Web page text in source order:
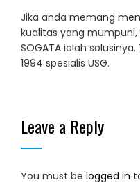
Jika anda memang
kualitas yang mumpuni,
SOGATA ialah
1994 spesialis USG.
Leave a Reply
You must be logged in